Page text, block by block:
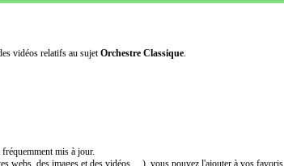
vidéos relatifs au sujetOrchestre Classique.
mis à jour.
webs, des images et des vidéos, ...), vous pouvez l'ajouter à vos favoris.